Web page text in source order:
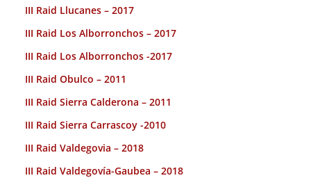
III Raid Llucanes – 2017
III Raid Los Alborronchos – 2017
III Raid Los Alborronchos -2017
III Raid Obulco – 2011
III Raid Sierra Calderona – 2011
III Raid Sierra Carrascoy -2010
III Raid Valdegovia – 2018
III Raid Valdegovía-Gaubea – 2018